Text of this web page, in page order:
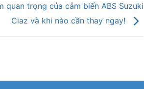
quan trọng của cảm biến ABS Suzuki
Ciaz và khi nào cần thay ngay!